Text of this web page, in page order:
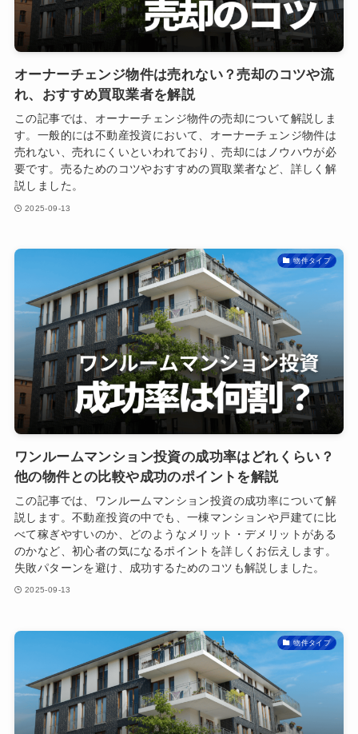
オーナーチェンジ物件は売れない？売却のコツや流
れ、おすすめ買取業者を解説
この記事では、オーナーチェンジ物件の売却について解説しま
す。一般的には不動産投資において、オーナーチェンジ物件は
売れない、売れにくいといわれており、売却にはノウハウが必
要です。売るためのコツやおすすめの買取業者など、詳しく解
説しました。
2025-09-13
物件タイプ
ワンルームマンション投資の成功率はどれくらい？
他の物件との比較や成功のポイントを解説
この記事では、ワンルームマンション投資の成功率について解
説します。不動産投資の中でも、一棟マンションや戸建てに比
べて稼ぎやすいのか、どのようなメリット・デメリットがある
のかなど、初心者の気になるポイントを詳しくお伝えします。
失敗パターンを避け、成功するためのコツも解説しました。
2025-09-13
物件タイプ